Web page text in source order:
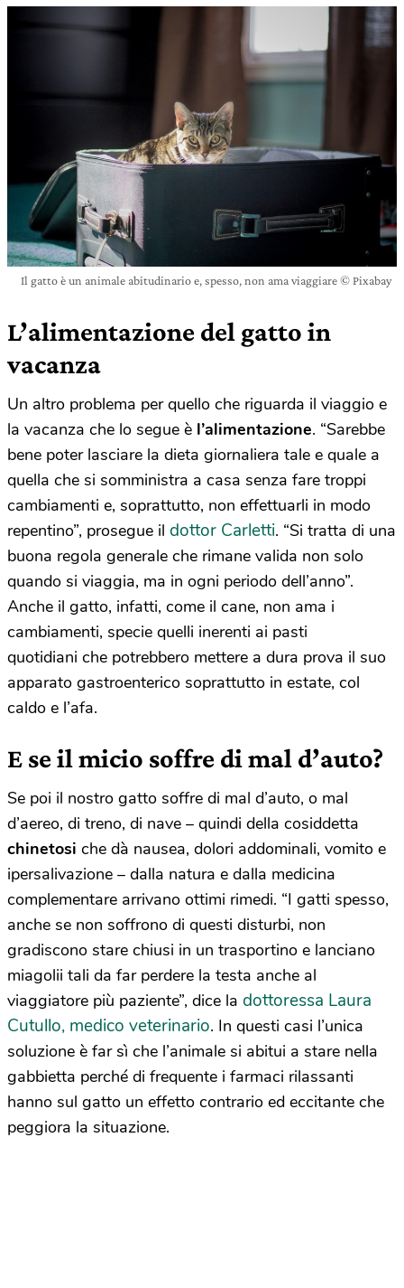
Il gatto è un animale abitudinario e, spesso, non ama viaggiare © Pixabay
L’alimentazione del gatto in
vacanza
Un altro problema per quello che riguarda il viaggio e
la vacanza che lo segue è l’alimentazione. “Sarebbe
bene poter lasciare la dieta giornaliera tale e quale a
quella che si somministra a casa senza fare troppi
cambiamenti e, soprattutto, non effettuarli in modo
repentino”, prosegue il dottor Carletti. “Si tratta di una
buona regola generale che rimane valida non solo
quando si viaggia, ma in ogni periodo dell’anno”.
Anche il gatto, infatti, come il cane, non ama i
cambiamenti, specie quelli inerenti ai pasti
quotidiani che potrebbero mettere a dura prova il suo
apparato gastroenterico soprattutto in estate, col
caldo e l’afa.
E se il micio soffre di mal d’auto?
Se poi il nostro gatto soffre di mal d’auto, o mal
d’aereo, di treno, di nave – quindi della cosiddetta
chinetosi che dà nausea, dolori addominali, vomito e
ipersalivazione – dalla natura e dalla medicina
complementare arrivano ottimi rimedi. “I gatti spesso,
anche se non soffrono di questi disturbi, non
gradiscono stare chiusi in un trasportino e lanciano
miagolii tali da far perdere la testa anche al
viaggiatore più paziente”, dice la dottoressa Laura
Cutullo, medico veterinario. In questi casi l’unica
soluzione è far sì che l’animale si abitui a stare nella
gabbietta perché di frequente i farmaci rilassanti
hanno sul gatto un effetto contrario ed eccitante che
peggiora la situazione.